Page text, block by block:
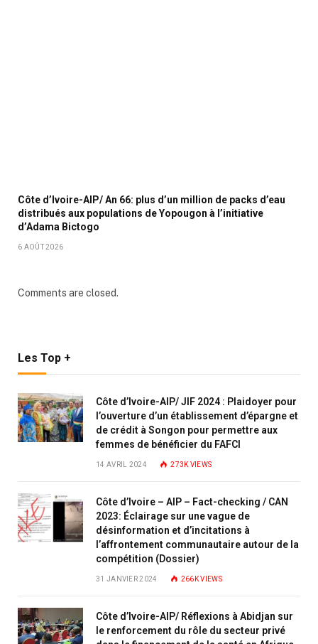
Côte d’Ivoire-AIP/ An 66: plus d’un million de packs d’eau
distribués aux populations de Yopougon à l’initiative
d’Adama Bictogo
6 AOÛT 2026
Comments are closed.
Les Top +
Côte d’Ivoire-AIP/ JIF 2024 : Plaidoyer pour
l’ouverture d’un établissement d’épargne et
de crédit à Songon pour permettre aux
femmes de bénéficier du FAFCI
14 AVRIL 2024 273K VIEWS
Côte d’Ivoire – AIP – Fact-checking / CAN
2023: Éclairage sur une vague de
désinformation et d’incitations à
l’affrontement communautaire autour de la
compétition (Dossier)
31 JANVIER 2024 266KVIEWS
Côte d’Ivoire-AIP/ Réflexions à Abidjan sur
le renforcement du rôle du secteur privé